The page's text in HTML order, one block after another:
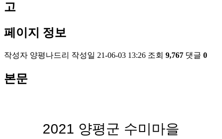
고
페이지 정보
작성자 양평나드리 작성일 21-06-03 13:26 조회 9,767 댓글 0
본문
2021 양평군 수미마을